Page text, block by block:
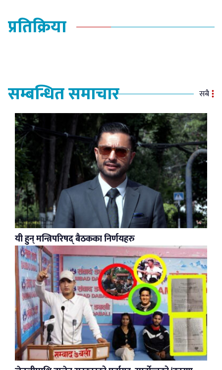
प्रतिक्रिया
सम्बन्धित समाचार सबै
यी हुन् मन्त्रिपरिषद् बैठकका निर्णयहरु